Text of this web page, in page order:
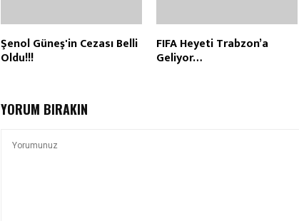
Şenol Güneş'in Cezası Belli
Oldu!!!
FIFA Heyeti Trabzon’a
Geliyor…
YORUM BIRAKIN